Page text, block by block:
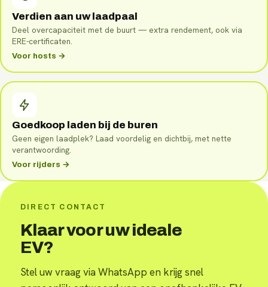
Verdien aan uw laadpaal
Deel overcapaciteit met de buurt — extra rendement, ook via
ERE-certificaten.
Voor hosts →
Goedkoop laden bij de buren
Geen eigen laadplek? Laad voordelig en dichtbij, met nette
verantwoording.
Voor rijders →
DIRECT CONTACT
Klaar voor uw ideale
EV?
Stel uw vraag via WhatsApp en krijg snel